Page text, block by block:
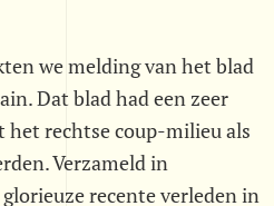
we melding van het blad
Dat blad had een zeer
het rechtse coup-milieu als
Verzameld in
recente verleden in